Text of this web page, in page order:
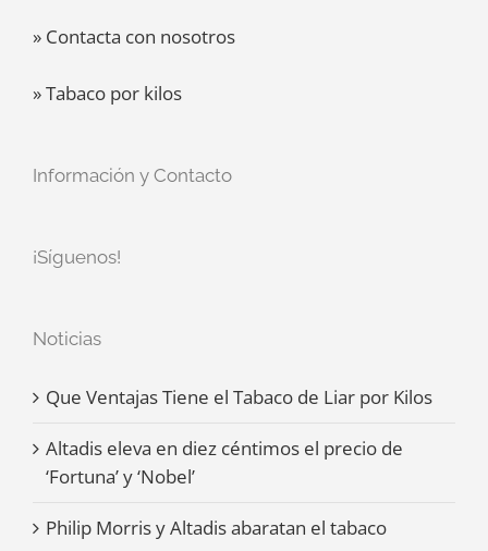
» Contacta con nosotros
» Tabaco por kilos
Información y Contacto
¡Síguenos!
Noticias
Que Ventajas Tiene el Tabaco de Liar por Kilos
Altadis eleva en diez céntimos el precio de
‘Fortuna’ y ‘Nobel’
Philip Morris y Altadis abaratan el tabaco